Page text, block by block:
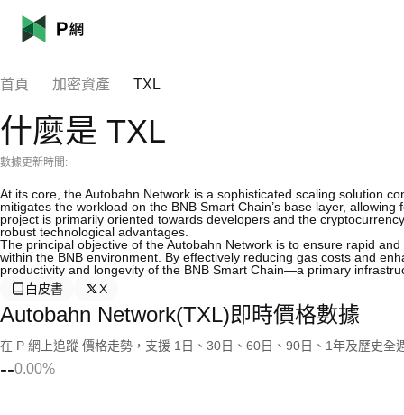
首頁 加密資產 TXL
什麼是 TXL
數據更新時間:
At its core, the Autobahn Network is a sophisticated scaling solution
mitigates the workload on the BNB Smart Chain’s base layer,
project is primarily oriented towards developers and the
robust technological advantages.
The principal objective of the Autobahn Network is to ensure rapid
within the BNB environment. By effectively reducing gas costs and
productivity and longevity of the BNB Smart Chain—a primary
白皮書
X
Autobahn Network(TXL)即時價格數據
在 P 網上追蹤 價格走勢，支援 1日、30日、60日、90日、1年及歷史全
--0.00%